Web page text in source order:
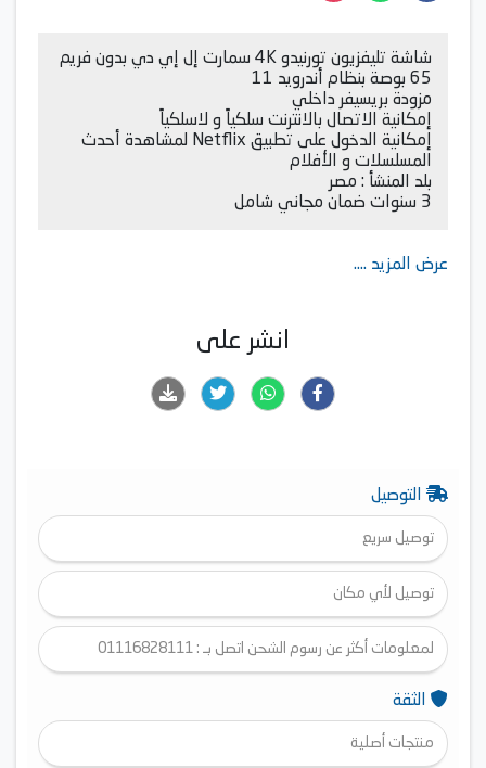
شاشة تليفزيون تورنيدو 4K سمارت إل إي دي بدون فريم
65 بوصة بنظام أندرويد 11
مزودة بريسيفر داخلي
إمكانية الاتصال بالانترنت سلكياً و لاسلكياً
إمكانية الدخول على تطبيق Netflix لمشاهدة أحدث
المسلسلات و الأفلام
بلد المنشأ : مصر
3 سنوات ضمان مجاني شامل
عرض المزيد ....
انشر على
التوصيل
توصيل سريع
توصيل لأي مكان
لمعلومات أكثر عن رسوم الشحن اتصل بـ : 01116828111
الثقة
منتجات أصلية